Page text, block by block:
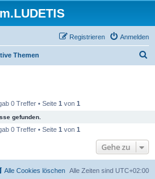
Anmelden
Registrieren
Themen
0 Treffer • Seite 1 von 1
gefunden.
0 Treffer • Seite 1 von 1
Gehe zu
Alle Zeiten sind UTC+02:00
Alle Cookies löschen